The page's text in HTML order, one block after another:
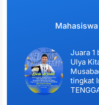
Juara 1
Ulya
tingkat